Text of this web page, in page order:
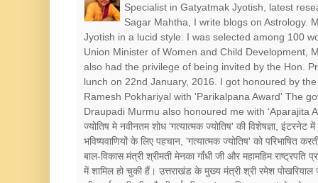
Specialist in Gatyatmak Jyotish, latest
Sagar Mahtha, I write blogs on Astrology.
Jyotish in a lucid style. I was selected among 100
Union Minister of Women and Child Development,
also had the privilege of being invited by the Hon.
lunch on 22nd January, 2016. I got honoured by
Ramesh Pokhariyal with 'Parikalpana Award' The
Draupadi Murmu also honoured me with ‘Aparajita
ज्योतिष मे नवीनतम शोध 'गत्यात्मक ज्योतिष' की विशेषज्ञा,
भविष्यवाणियों के लिए पहचान, 'गत्यात्मक ज्योतिष' को परिभाषित
बाल-विकास मंत्री श्रीमती मेनका गाँधी जी और महामहिम
में शामिल हो चुकी हैं। उत्तराखंड के मुख्य मंत्री श्री रमेश पोखरियाल